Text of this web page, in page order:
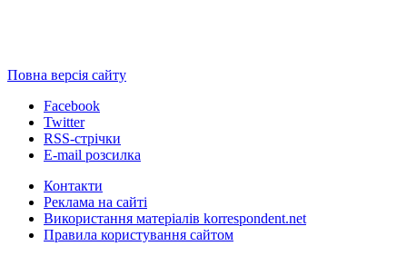
Повна версія сайту
Facebook
Twitter
RSS-стрічки
E-mail розсилка
Контакти
Реклама на сайті
Використання матеріалів korrespondent.net
Правила користування сайтом